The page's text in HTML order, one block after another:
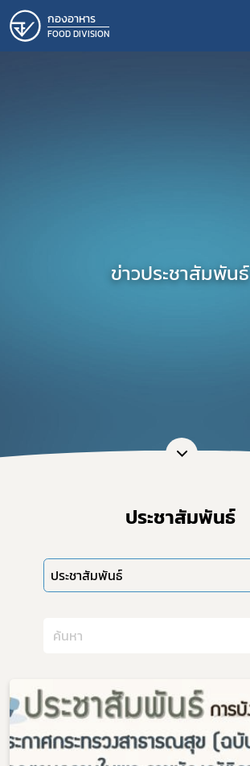
กองอาหาร
FOOD DIVISION
ข่าวประชาสัมพันธ์
ประชาสัมพันธ์
ประชาสัมพันธ์